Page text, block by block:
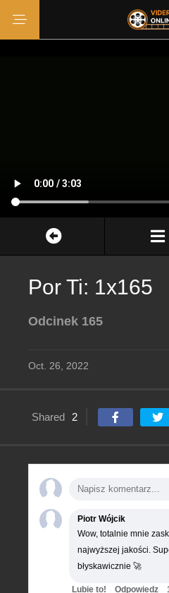
Por Ti: 1x165
Odcinek 165
Oct. 26, 2022
Shared 2
Piotr Wójcik
Wow, totalnie mnie
najwyższej jakości.
błyskawicznie 🚀
Lubie to! Odpowiedz